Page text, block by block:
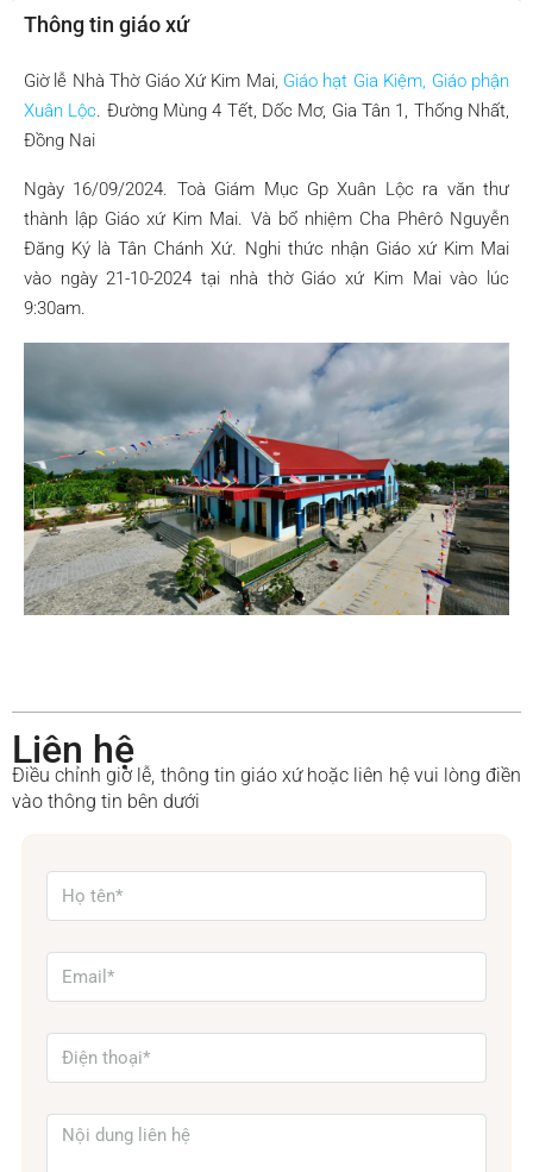
Thông tin giáo xứ
Giờ lễ Nhà Thờ Giáo Xứ Kim Mai, Giáo hạt Gia Kiệm, Giáo phận
Xuân Lộc. Đường Mùng 4 Tết, Dốc Mơ, Gia Tân 1, Thống Nhất,
Đồng Nai
Ngày 16/09/2024. Toà Giám Mục Gp Xuân Lộc ra văn thư
thành lập Giáo xứ Kim Mai. Và bổ nhiệm Cha Phêrô Nguyễn
Đăng Ký là Tân Chánh Xứ. Nghi thức nhận Giáo xứ Kim Mai
vào ngày 21-10-2024 tại nhà thờ Giáo xứ Kim Mai vào lúc
9:30am.
Liên hệ
Điều chỉnh giờ lễ, thông tin giáo xứ hoặc liên hệ vui lòng điền
vào thông tin bên dưới